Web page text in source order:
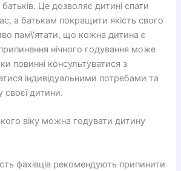
Це дозволяє дитині спати
а батькам покращити якість свого
пам\’ятати, що кожна дитина є
нічного годування може
повинні консультуватися з
індивідуальними потребами та
дитини.
віку можна годувати дитину
фахівців рекомендують припинити